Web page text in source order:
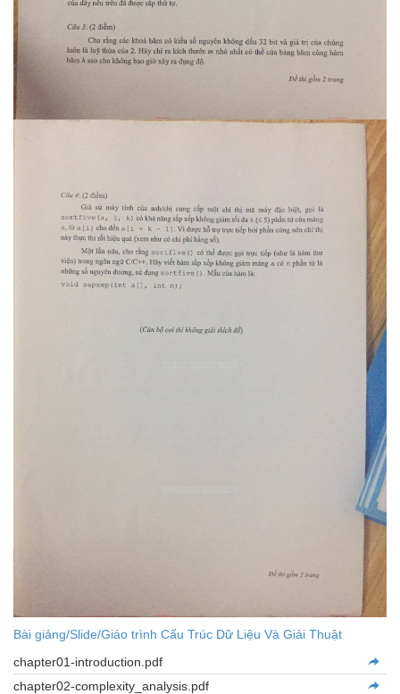
Bài giảng/Slide/Giáo trình Cấu Trúc Dữ Liệu Và Giải Thuật
chapter01-introduction.pdf
chapter02-complexity_analysis.pdf